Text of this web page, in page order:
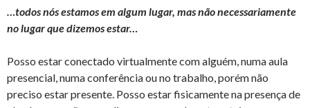
…todos nós estamos em algum lugar, mas não necessariamente
no lugar que dizemos estar…
Posso estar conectado virtualmente com alguém, numa aula
presencial, numa conferência ou no trabalho, porém não
preciso estar presente. Posso estar fisicamente na presença de